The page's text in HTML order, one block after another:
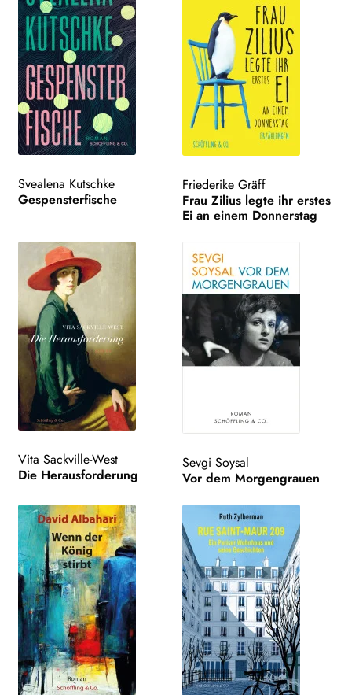
Svealena Kutschke
Gespensterfische
Friederike Gräff
Frau Zilius legte ihr erstes
Ei an einem Donnerstag
Vita Sackville-West
Die Herausforderung
Sevgi Soysal
Vor dem Morgengrauen